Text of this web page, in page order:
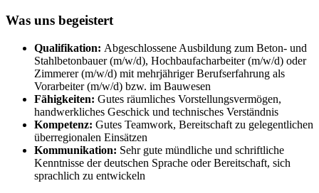
Was uns begeistert
Qualifikation: Abgeschlossene Ausbildung zum Beton- und
Stahlbetonbauer (m/​w/​d), Hochbaufacharbeiter (m/​w/​d) oder
Zimmerer (m/​w/​d) mit mehrjähriger Berufserfahrung als
Vorarbeiter (m/w/d) bzw. im Bauwesen
Fähigkeiten: Gutes räumliches Vorstellungsvermögen,
handwerkliches Geschick und technisches Verständnis
Kompetenz: Gutes Teamwork, Bereitschaft zu gelegentlichen
überregionalen Einsätzen
Kommunikation: Sehr gute mündliche und schriftliche
Kenntnisse der deutschen Sprache oder Bereitschaft, sich
sprachlich zu entwickeln